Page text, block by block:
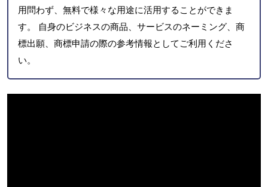
用問わず、無料で様々な用途に活用することができま
す。 自身のビジネスの商品、サービスのネーミング、商
標出願、商標申請の際の参考情報としてご利用くださ
い。